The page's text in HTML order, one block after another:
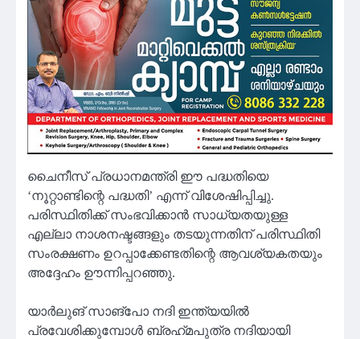
ചൈനീസ് പ്രധാനമന്ത്രി ഈ പദ്ധതിയെ
‘നൂറ്റാണ്ടിന്റെ പദ്ധതി’ എന്ന് വിശേഷിപ്പിച്ചു.
പരിസ്ഥിതിക്ക് സംഭവിക്കാന്‍ സാധ്യതയുള്ള
എല്ലാ നാശനഷ്ടങ്ങളും തടയുന്നതിന് പരിസ്ഥിതി
സംരക്ഷണം ഉറപ്പാക്കേണ്ടതിന്റെ ആവശ്യകതയും
അദ്ദേഹം ഊന്നിപ്പറഞ്ഞു.
യാര്‍ലുങ് സാങ്പോ നദി ഇന്ത്യയില്‍
പ്രവേശിക്കുമ്പോള്‍ ബ്രഹ്‌മപുത്ര നദിയായി